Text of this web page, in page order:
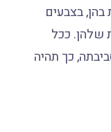
בצבעים
שלהן. ככל
כך תהיה